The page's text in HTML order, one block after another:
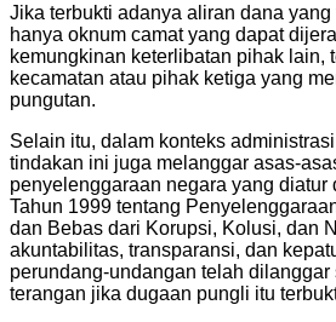
Jika terbukti adanya aliran dana
hanya oknum camat yang dapat
kemungkinan keterlibatan pihak lain,
kecamatan atau pihak ketiga yang
pungutan.
Selain itu, dalam konteks
tindakan ini juga melanggar asas-
penyelenggaraan negara yang diatur
Tahun 1999 tentang
dan Bebas dari Korupsi, Kolusi, dan
akuntabilitas, transparansi, dan
perundang-undangan telah dilanggar
terangan jika dugaan pungli itu